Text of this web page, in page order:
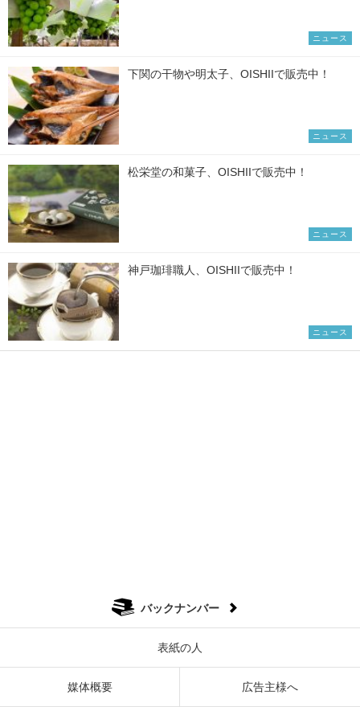
ニュース
下関の干物や明太子、OISHIIで販売中！
ニュース
松栄堂の和菓子、OISHIIで販売中！
ニュース
神戸珈琲職人、OISHIIで販売中！
ニュース
バックナンバー
表紙の人
媒体概要 広告主様へ